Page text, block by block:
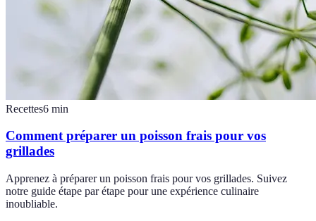
Recettes6 min
Comment préparer un poisson frais pour vos
grillades
Apprenez à préparer un poisson frais pour vos grillades. Suivez
notre guide étape par étape pour une expérience culinaire
inoubliable.